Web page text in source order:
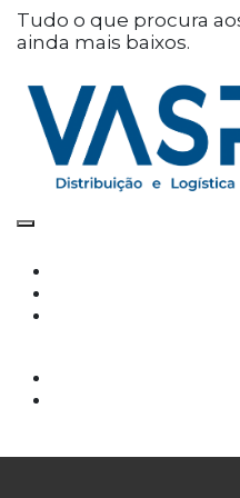
Defina as
de cookies
website.
Este website utiliza
necessários, analíticos e
oferecer uma boa
Cookies
funções básicas do
da maneira
Tudo o que procura
ainda mais baixos.